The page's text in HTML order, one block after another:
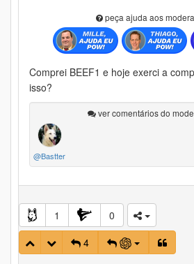
peça ajuda aos
Comprei BEEF1 e hoje exerci a
isso?
ver comentários do
@Bastter
1
0
4